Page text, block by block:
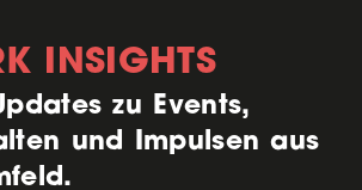
INSIGHTS
zu Events,
und Impulsen aus